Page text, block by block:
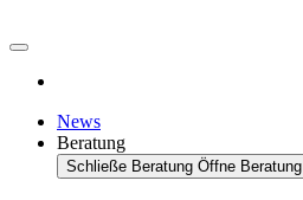
News
Beratung
Schließe Beratung Öffne Beratung